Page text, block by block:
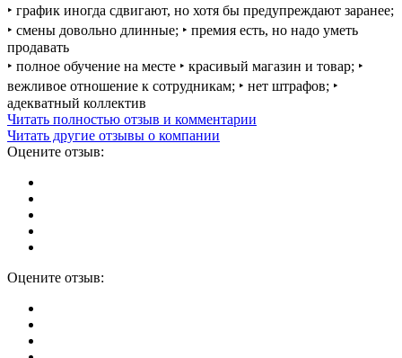
‣ график иногда сдвигают, но хотя бы предупреждают заранее;
‣ смены довольно длинные; ‣ премия есть, но надо уметь
продавать
‣ полное обучение на месте ‣ красивый магазин и товар; ‣
вежливое отношение к сотрудникам; ‣ нет штрафов; ‣
адекватный коллектив
Читать полностью отзыв и комментарии
Читать другие отзывы о компании
Оцените отзыв:
Оцените отзыв: